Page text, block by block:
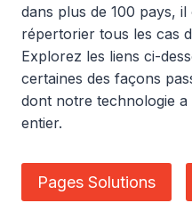
dans plus de 100 pays, il
répertorier tous les cas
Explorez les liens ci-
certaines des façons
dont notre technologie
entier.
Pages Solutions